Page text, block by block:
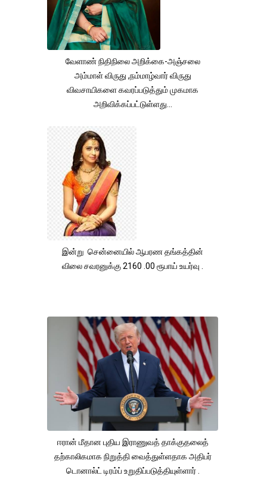
வேளாண் நிதிநிலை அறிக்கை-அஞ்சலை
அம்மாள் விருது ,நம்மாழ்வார் விருது
விவசாயிகளை கவரப்படுத்தும் முகமாக
அறிவிக்கப்பட்டுள்ளது...
இன்று சென்னையில் ஆபரண தங்கத்தின்
விலை சவரனுக்கு 2160 .00 ரூபாய் உயர்வு .
ஈரான் மீதான புதிய இராணுவத் தாக்குதலைத்
தற்காலிகமாக நிறுத்தி வைத்துள்ளதாக அதிபர்
டொனால்ட் டிரம்ப் உறுதிப்படுத்தியுள்ளார் .